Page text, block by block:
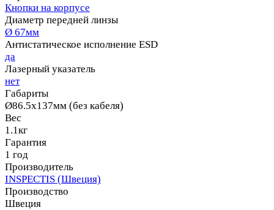
Кнопки на корпусе
Диаметр передней линзы
Ø 67мм
Антистатическое исполнение ESD
да
Лазерный указатель
нет
Габариты
Ø86.5х137мм (без кабеля)
Вес
1.1кг
Гарантия
1 год
Производитель
INSPECTIS (Швеция)
Производство
Швеция